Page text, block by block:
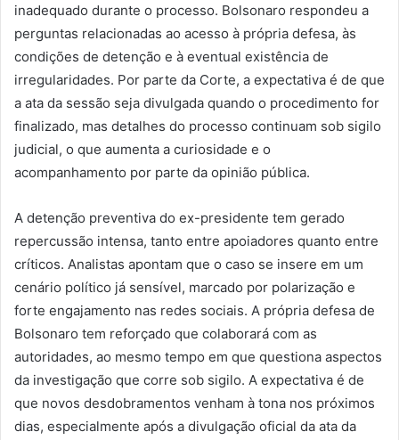
inadequado durante o processo. Bolsonaro respondeu a
perguntas relacionadas ao acesso à própria defesa, às
condições de detenção e à eventual existência de
irregularidades. Por parte da Corte, a expectativa é de que
a ata da sessão seja divulgada quando o procedimento for
finalizado, mas detalhes do processo continuam sob sigilo
judicial, o que aumenta a curiosidade e o
acompanhamento por parte da opinião pública.
A detenção preventiva do ex-presidente tem gerado
repercussão intensa, tanto entre apoiadores quanto entre
críticos. Analistas apontam que o caso se insere em um
cenário político já sensível, marcado por polarização e
forte engajamento nas redes sociais. A própria defesa de
Bolsonaro tem reforçado que colaborará com as
autoridades, ao mesmo tempo em que questiona aspectos
da investigação que corre sob sigilo. A expectativa é de
que novos desdobramentos venham à tona nos próximos
dias, especialmente após a divulgação oficial da ata da